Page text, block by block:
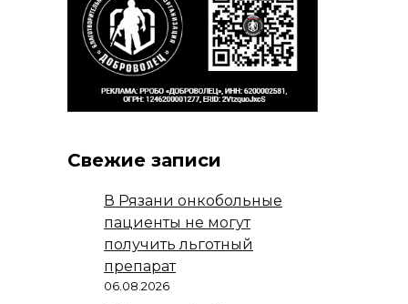
Свежие записи
В Рязани онкобольные
пациенты не могут
получить льготный
препарат
06.08.2026